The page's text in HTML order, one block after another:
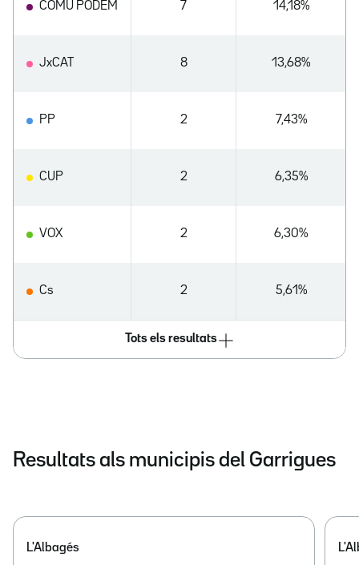
COMÚ PODEM 7 14,18%
JxCAT 8 13,68%
PP 2 7,43%
CUP 2 6,35%
VOX 2 6,30%
Cs 2 5,61%
Tots els resultats
Resultats als municipis del Garrigues
L'Albagés